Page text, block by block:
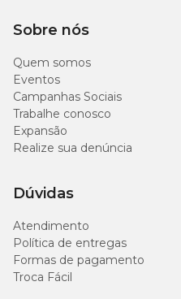
Sobre nós
Quem somos
Eventos
Campanhas Sociais
Trabalhe conosco
Expansão
Realize sua denúncia
Dúvidas
Atendimento
Política de entregas
Formas de pagamento
Troca Fácil